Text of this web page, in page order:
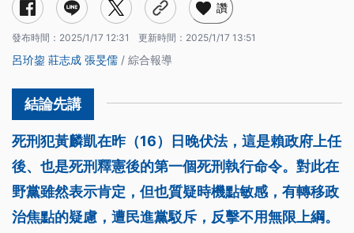
讚
發布時間： 2025/1/17 12:31 更新時間： 2025/1/17 13:51
呂玠鋆 莊志成 張旻儒 / 綜合報導
死刑犯黃麟凱在昨（16）日晚伏法，這是賴政府上任
後、也是死刑釋憲後的第一個死刑執行命令。對此在
野黨雖然表示肯定，但也質疑時機點敏感，有轉移政
治焦點的疑慮，遭民進黨駁斥，反擊不用無限上綱。